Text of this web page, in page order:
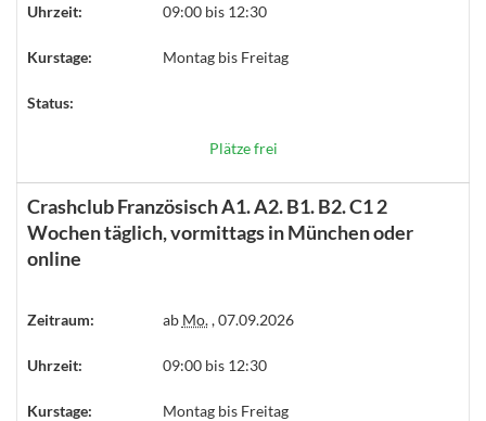
Uhrzeit: 09:00 bis 12:30
Kurstage: Montag bis Freitag
Status:
Plätze frei
Crashclub Französisch A1. A2. B1. B2. C1 2
Wochen täglich, vormittags in München oder
online
Zeitraum: ab Mo., 07.09.2026
Uhrzeit: 09:00 bis 12:30
Kurstage: Montag bis Freitag